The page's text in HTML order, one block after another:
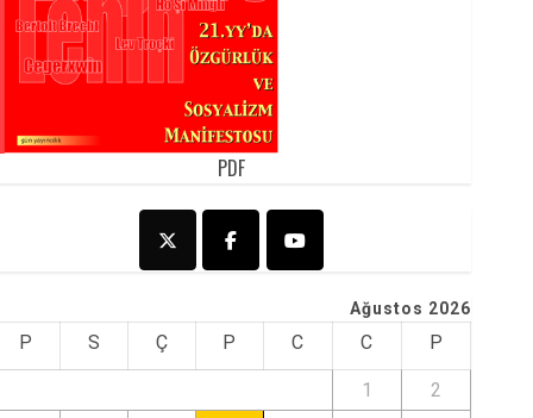
PDF
Ağustos 2026
P S Ç P C C P
1
2